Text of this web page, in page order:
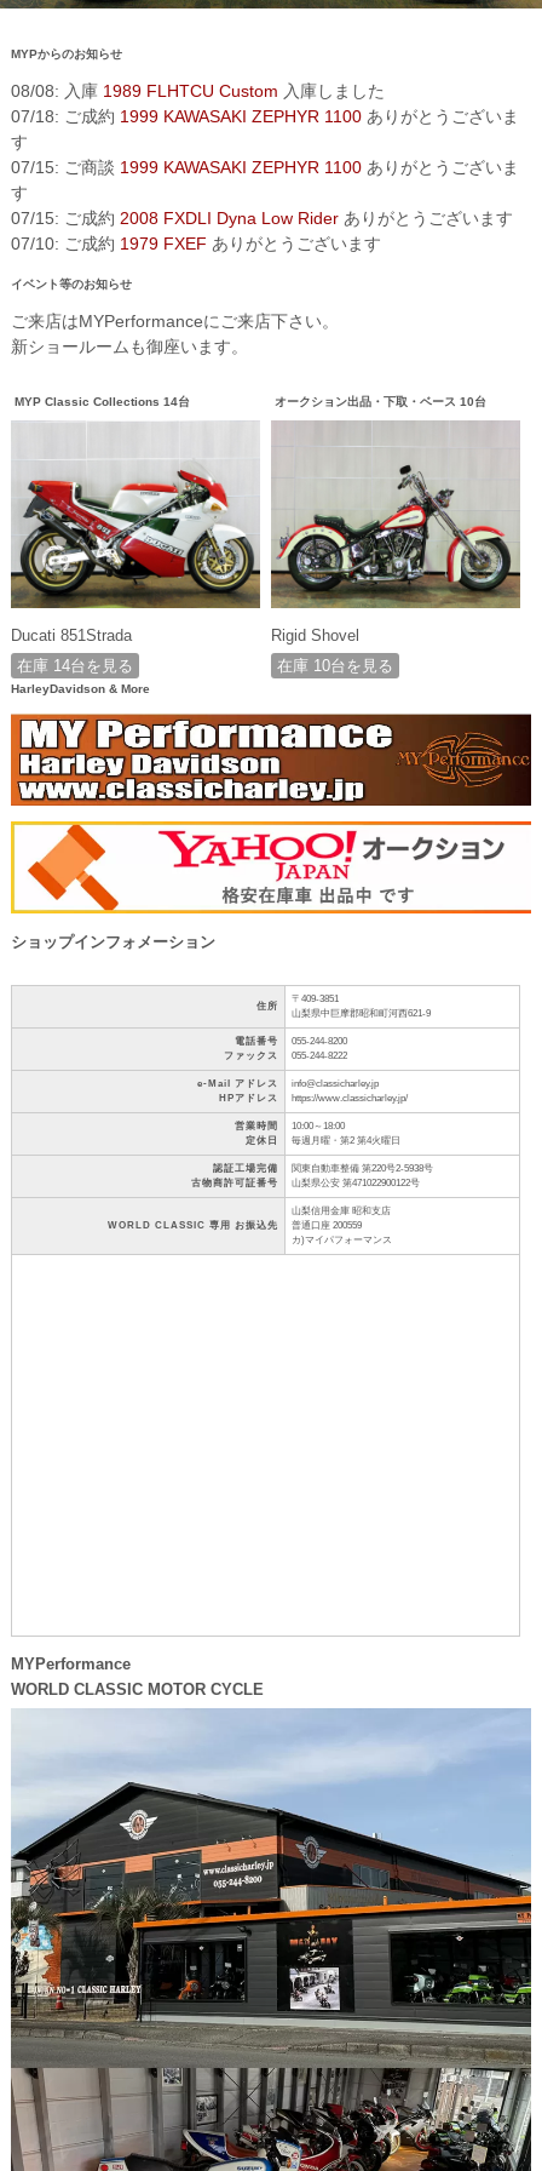
MYPからのお知らせ
08/08: 入庫 1989 FLHTCU Custom 入庫しました
07/18: ご成約 1999 KAWASAKI ZEPHYR 1100ありがとうございま
す
07/15: ご商談 1999 KAWASAKI ZEPHYR 1100ありがとうございま
す
07/15: ご成約 2008 FXDLI Dyna Low Riderありがとうございます
07/10: ご成約 1979 FXEF ありがとうございます
イベント等のお知らせ
ご来店はMYPerformanceにご来店下さい。
新ショールームも御座います。
MYP Classic Collections 14台
Ducati 851Strada
在庫 14台を見る
オークション出品・下取・ベース 10台
Rigid Shovel
在庫 10台を見る
HarleyDavidson & More
ショップインフォメーション
住所
〒409-3851
山梨県中巨摩郡昭和町河西621-9
電話番号
ファックス
055-244-8200
055-244-8222
e-Mail アドレス
HPアドレス
info@classicharley.jp
https://www.classicharley.jp/
営業時間
定休日
10:00～18:00
毎週月曜・第2 第4火曜日
認証工場完備
古物商許可証番号
関東自動車整備 第220号2-5938号
山梨県公安 第471022900122号
WORLD CLASSIC 専用 お振込先
山梨信用金庫 昭和支店
普通口座 200559
カ)マイパフォーマンス
MYPerformance
WORLD CLASSIC MOTOR CYCLE